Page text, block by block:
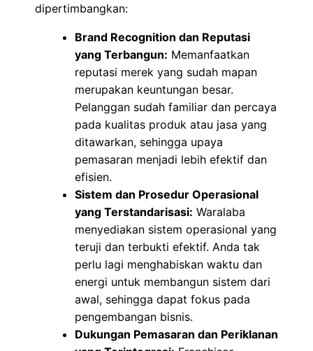
dipertimbangkan:
Brand Recognition dan Reputasi
yang Terbangun: Memanfaatkan
reputasi merek yang sudah mapan
merupakan keuntungan besar.
Pelanggan sudah familiar dan percaya
pada kualitas produk atau jasa yang
ditawarkan, sehingga upaya
pemasaran menjadi lebih efektif dan
efisien.
Sistem dan Prosedur Operasional
yang Terstandarisasi: Waralaba
menyediakan sistem operasional yang
teruji dan terbukti efektif. Anda tak
perlu lagi menghabiskan waktu dan
energi untuk membangun sistem dari
awal, sehingga dapat fokus pada
pengembangan bisnis.
Dukungan Pemasaran dan Periklanan